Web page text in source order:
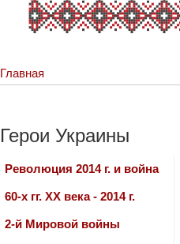
Главная
Герои Украины
Революция 2014 г. и война
60-х гг. ХХ века - 2014 г.
2-й Мировой войны